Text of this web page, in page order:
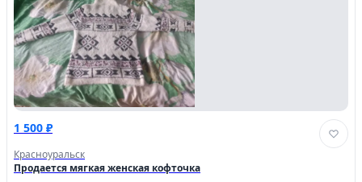
1 500 ₽
Красноуральск
Продается мягкая женская кофточка